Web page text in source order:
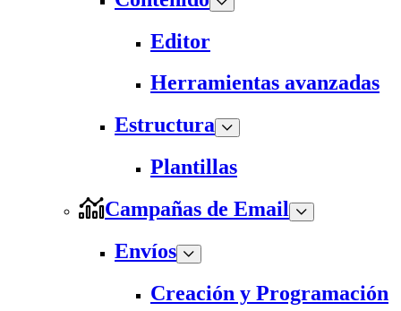
Editor
Herramientas avanzadas
Estructura
Plantillas
Campañas de Email
Envíos
Creación y Programación